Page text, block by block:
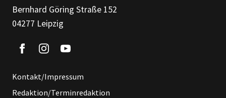
Bernhard Göring Straße 152
04277 Leipzig
Kontakt/Impressum
Redaktion/Terminredaktion